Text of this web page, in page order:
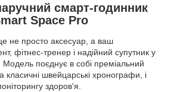
смарт-годинник
Space Pro
не просто аксесуар, а ваш
фітнес-тренер і надійний супутник у
Модель поєднує в собі преміальний
швейцарські хронографи, і
здоров'я.